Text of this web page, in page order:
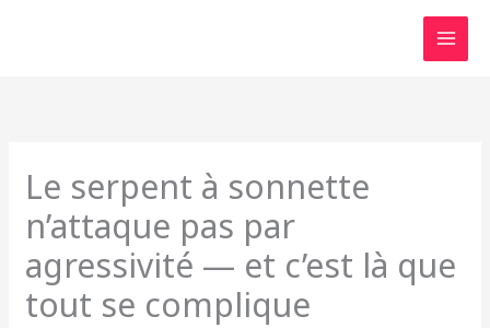
Le serpent à sonnette
n’attaque pas par
agressivité — et c’est là que
tout se complique